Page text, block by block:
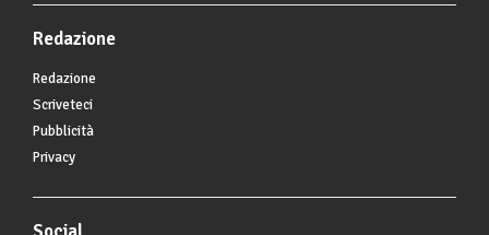
Redazione
Redazione
Scriveteci
Pubblicità
Privacy